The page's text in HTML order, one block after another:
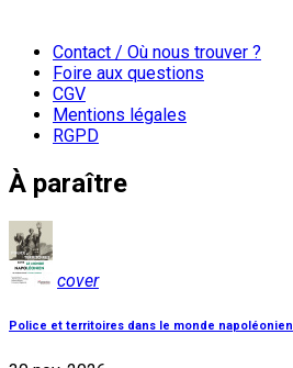
Contact / Où nous trouver ?
Foire aux questions
CGV
Mentions légales
RGPD
À paraître
cover
Police et territoires dans le monde napoléonien